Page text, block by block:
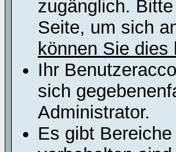
zugänglich.
Seite, um sich
können Sie dies
Ihr
sich
Administrator.
Es gibt